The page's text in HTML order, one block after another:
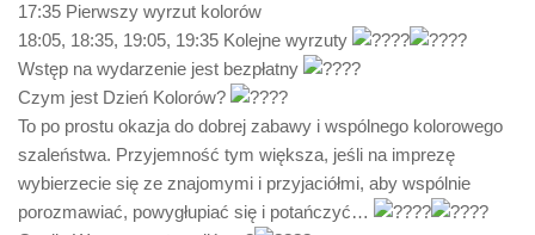
17:35 Pierwszy wyrzut kolorów
18:05, 18:35, 19:05, 19:35 Kolejne wyrzuty
Wstęp na wydarzenie jest bezpłatny
Czym jest Dzień Kolorów?
To po prostu okazja do dobrej zabawy i wspólnego kolorowego
szaleństwa. Przyjemność tym większa, jeśli na imprezę
wybierzecie się ze znajomymi i przyjaciółmi, aby wspólnie
porozmawiać, powygłupiać się i potańczyć…